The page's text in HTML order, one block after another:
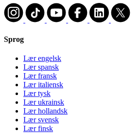
Sprog
Lær engelsk
Lær spansk
Lær fransk
Lær italiensk
Lær tysk
Lær ukrainsk
Lær hollandsk
Lær svensk
Lær finsk